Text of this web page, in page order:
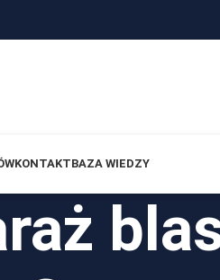
KONTAKTBAZA WIEDZY